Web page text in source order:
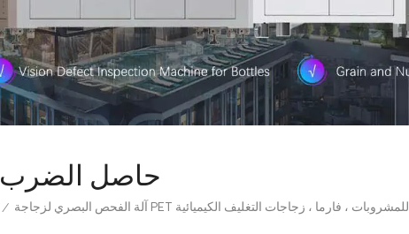
حاصل الضرب
/ آلة الفحص البصري لزجاجة PET للمشروبات ، فارما ، زجاجات التغليف الكيميائية